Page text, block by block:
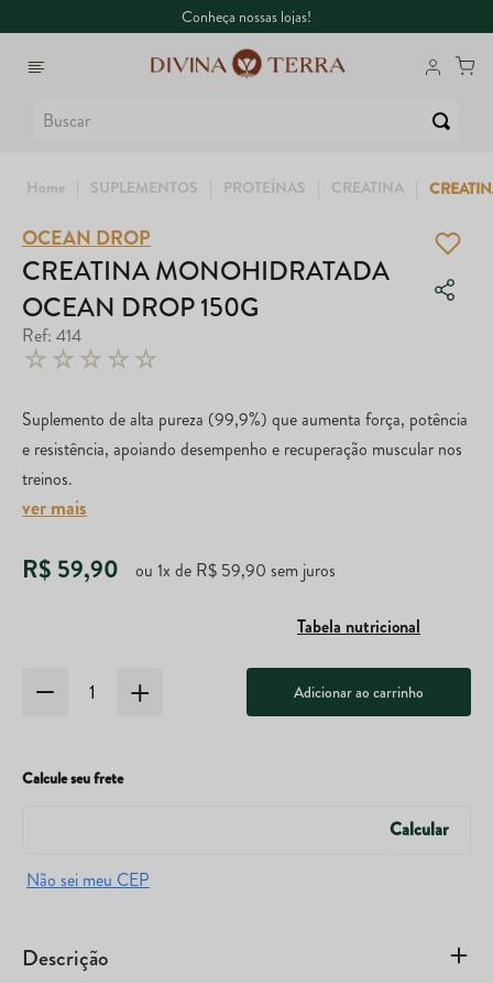
Conheça nossas lojas!
SUPLEMENTOS PROTEÍNAS CREATINA
OCEAN DROP
CREATINA MONOHIDRATADA
OCEAN DROP 150G
Ref: 414
☆☆☆☆☆
Suplemento de alta pureza (99,9%) que aumenta força, potência
e resistência, apoiando desempenho e recuperação muscular nos
treinos.
ver mais
R$ 59,90 ou 1x de R$ 59,90 sem juros
Tabela nutricional
Adicionar ao carrinho
Calcule seu frete
Descrição
1º Whey
2º Creatina
3 Ômega
º
5º Magnésio
6º Dux
9
10 º True